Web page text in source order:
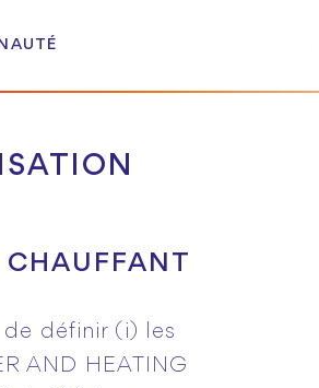
CHAUFFANT
définir (i) les
AND HEATING